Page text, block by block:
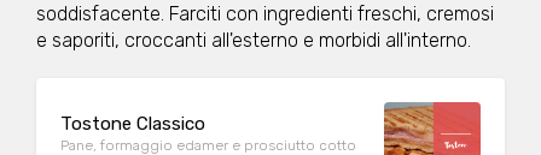
soddisfacente. Farciti con ingredienti freschi, cremosi
e saporiti, croccanti all'esterno e morbidi all'interno.
Tostone Classico
Pane, formaggio edamer e prosciutto cotto